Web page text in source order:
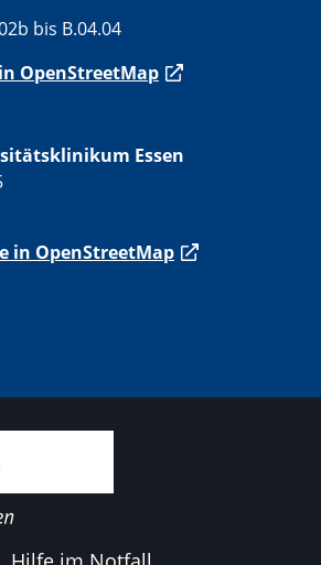
bis B.04.04
OpenStreetMap
Essen
in OpenStreetMap